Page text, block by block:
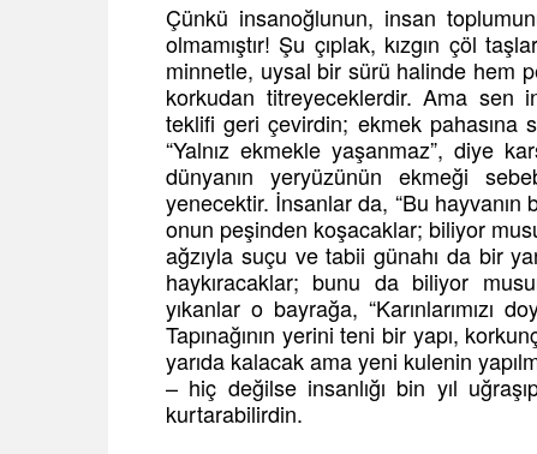
Çünkü insanoğlunun, insan
olmamıştır! Şu çıplak, kızgın çöl
minnetle, uysal bir sürü halinde hem
korkudan titreyeceklerdir. Ama sen
teklifi geri çevirdin; ekmek pahasına
“Yalnız ekmekle yaşanmaz”, diye
dünyanın yeryüzünün ekmeği
yenecektir. İnsanlar da, “Bu hayvanın
onun peşinden koşacaklar; biliyor
ağzıyla suçu ve tabii günahı da bir
haykıracaklar; bunu da biliyor
yıkanlar o bayrağa, “Karınlarımızı
Tapınağının yerini teni bir yapı,
yarıda kalacak ama yeni kulenin
– hiç değilse insanlığı bin yıl
kurtarabilirdin.